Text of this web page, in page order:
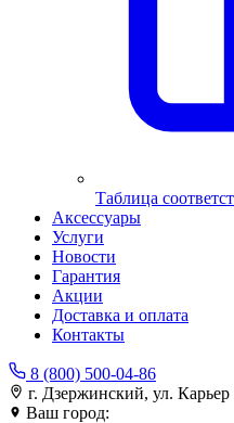
Таблица
Аксессуары
Услуги
Новости
Гарантия
Акции
Доставка и оплата
Контакты
8 (800) 500-04-86
г. Дзержинский, ул.
Ваш город: